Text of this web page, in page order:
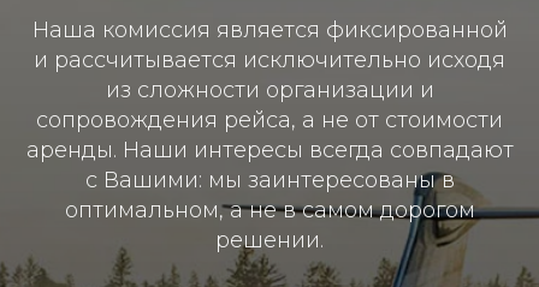
Наша комиссия является фиксированной
и рассчитывается исключительно исходя
из сложности организации и
сопровождения рейса, а не от стоимости
аренды. Наши интересы всегда совпадают
с Вашими: мы заинтересованы в
оптимальном, а не в самом дорогом
решении.